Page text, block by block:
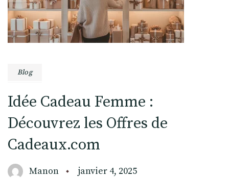
Blog
Idée Cadeau Femme :
Découvrez les Offres de
Cadeaux.com
Manon janvier 4, 2025